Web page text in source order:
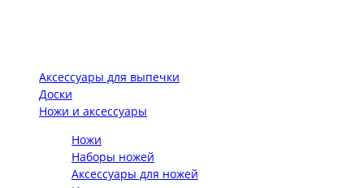
Аксессуары для выпечки
Доски
Ножи и аксессуары
Ножи
Наборы ножей
Аксессуары для ножей